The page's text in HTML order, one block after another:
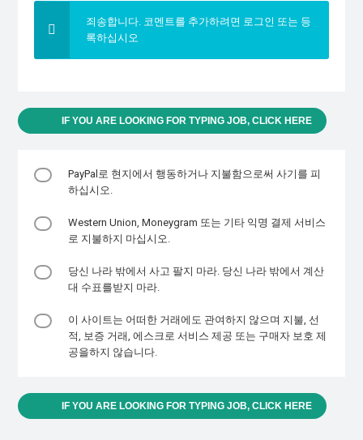
죄송합니다. 코멘트를 추가하려면 로그인 또는 등
록하십시오
IF YOU ARE LOOKING FOR TYPING JOB, CLICK HERE
PayPal로 현지에서 행동하거나 지불함으로써 사기를 피
하십시오.
Western Union, Moneygram 또는 기타 익명 결제 서비스
로 지불하지 마십시오.
당신 나라 밖에서 사고 팔지 마라. 당신 나라 밖에서 계산
대 수표를받지 마라.
이 사이트는 어떠한 거래에도 관여하지 않으며 지불, 선
적, 보증 거래, 에스크로 서비스 제공 또는 구매자 보호 제
공을하지 않습니다.
IF YOU ARE LOOKING FOR TYPING JOB, CLICK HERE